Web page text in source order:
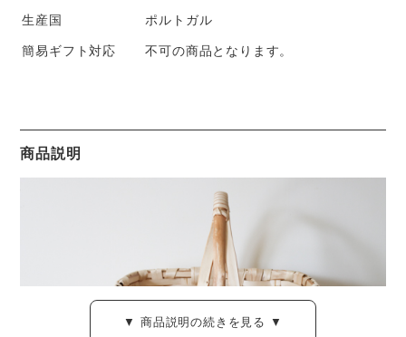
生産国 ポルトガル
簡易ギフト対応 不可の商品となります。
商品説明
▼ 商品説明の続きを見る ▼